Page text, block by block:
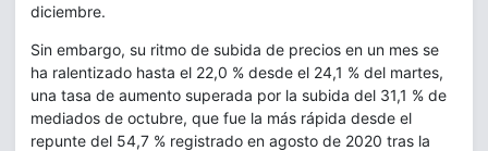
diciembre.
Sin embargo, su ritmo de subida de precios en un mes se
ha ralentizado hasta el 22,0 % desde el 24,1 % del martes,
una tasa de aumento superada por la subida del 31,1 % de
mediados de octubre, que fue la más rápida desde el
repunte del 54,7 % registrado en agosto de 2020 tras la